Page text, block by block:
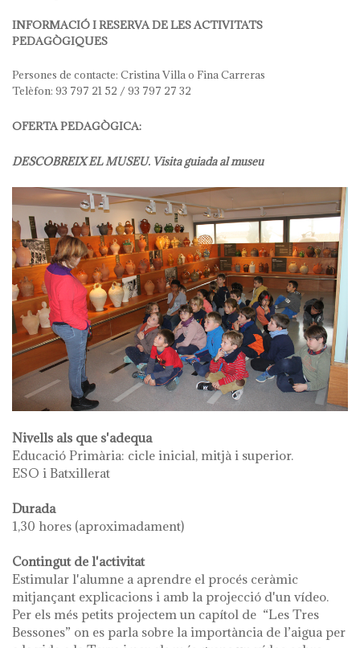
INFORMACIÓ I RESERVA DE LES ACTIVITATS
PEDAGÒGIQUES
Persones de contacte: Cristina Villa o Fina Carreras
Telèfon: 93 797 21 52 / 93 797 27 32
OFERTA PEDAGÒGICA:
DESCOBREIX EL MUSEU. Visita guiada al museu
Nivells als que s'adequa
Educació Primària: cicle inicial, mitjà i superior.
ESO i Batxillerat
Durada
1,30 hores (aproximadament)
Contingut de l'activitat
Estimular l'alumne a aprendre el procés ceràmic
mitjançant explicacions i amb la projecció d'un vídeo.
Per els més petits projectem un capítol de “Les Tres
Bessones” on es parla sobre la importància de l’aigua per